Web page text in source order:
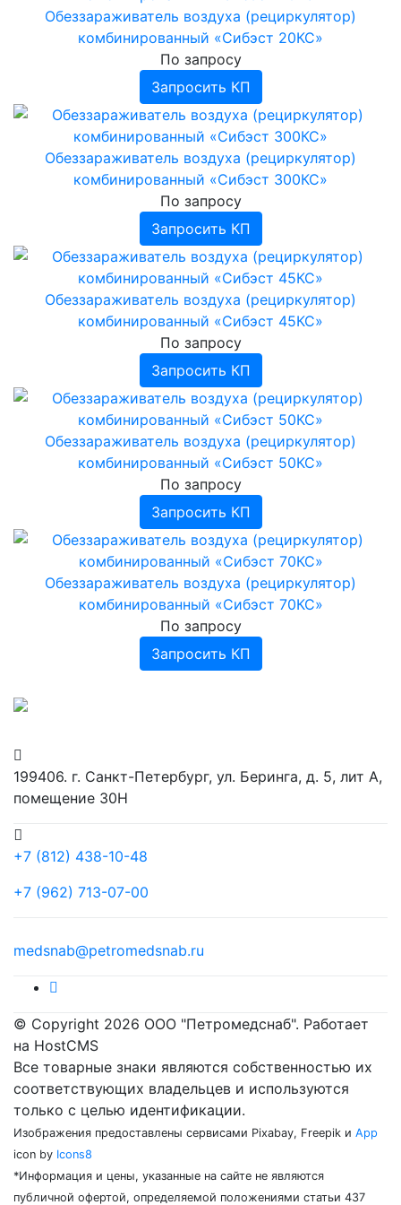
Обеззараживатель воздуха (рециркулятор)
комбинированный «Сибэст 20КС»
По запросу
Запросить КП
Обеззараживатель воздуха (рециркулятор)
комбинированный «Сибэст 300КС»
По запросу
Запросить КП
Обеззараживатель воздуха (рециркулятор)
комбинированный «Сибэст 45КС»
По запросу
Запросить КП
Обеззараживатель воздуха (рециркулятор)
комбинированный «Сибэст 50КС»
По запросу
Запросить КП
Обеззараживатель воздуха (рециркулятор)
комбинированный «Сибэст 70КС»
По запросу
Запросить КП
199406. г. Санкт-Петербург, ул. Беринга, д. 5, лит А,
помещение 30Н
+7 (812) 438-10-48
+7 (962) 713-07-00
medsnab@petromedsnab.ru
© Copyright 2026 ООО "Петромедснаб". Работает
на HostCMS
Все товарные знаки являются собственностью их
соответствующих владельцев и используются
только с целью идентификации.
Изображения предоставлены сервисами Pixabay, Freepik и App
icon by Icons8
*Информация и цены, указанные на сайте не являются
публичной офертой, определяемой положениями статьи 437